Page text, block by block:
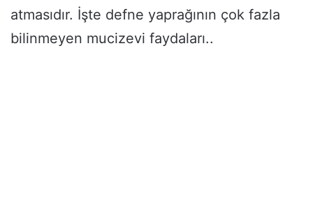
atmasıdır. İşte defne yaprağının çok fazla
bilinmeyen mucizevi faydaları..